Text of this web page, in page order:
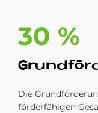
30 %
Die
förderfähigen